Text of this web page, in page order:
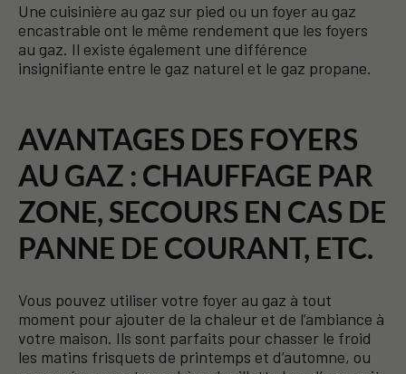
Une cuisinière au gaz sur pied ou un foyer au gaz
encastrable ont le même rendement que les foyers
au gaz. Il existe également une différence
insignifiante entre le gaz naturel et le gaz propane.
AVANTAGES DES FOYERS
AU GAZ : CHAUFFAGE PAR
ZONE, SECOURS EN CAS DE
PANNE DE COURANT, ETC.
Vous pouvez utiliser votre foyer au gaz à tout
moment pour ajouter de la chaleur et de l’ambiance à
votre maison. Ils sont parfaits pour chasser le froid
les matins frisquets de printemps et d’automne, ou